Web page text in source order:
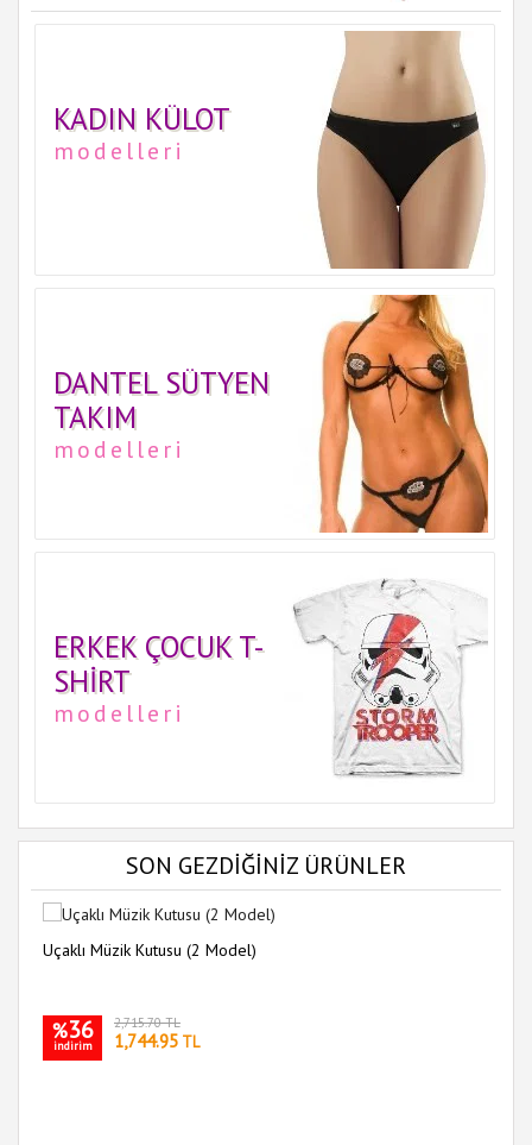
KADIN KÜLOT
modelleri
DANTEL SÜTYEN
TAKIM
modelleri
ERKEK ÇOCUK T-
SHIRT
modelleri
SON GEZDİĞİNİZ ÜRÜNLER
Uçaklı Müzik Kutusu (2 Model)
%36
indirim
2,715.70 TL
1,744.95 TL